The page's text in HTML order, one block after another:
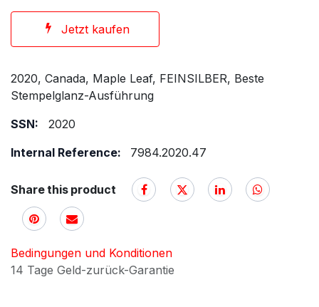
Jetzt kaufen
2020, Canada, Maple Leaf, FEINSILBER, Beste
Stempelglanz-Ausführung
SSN:
2020
Internal Reference:
7984.2020.47
Share this product
Bedingungen und Konditionen
14 Tage Geld-zurück-Garantie